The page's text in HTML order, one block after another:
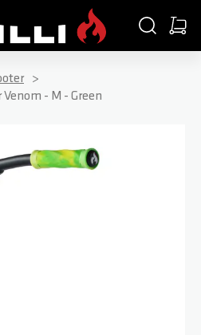
CHERCHER
- M - Green